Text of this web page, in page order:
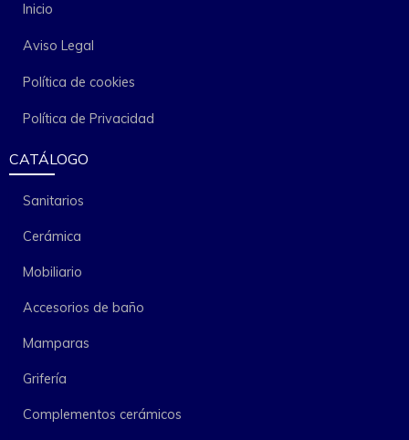
Inicio
Aviso Legal
Política de cookies
Política de Privacidad
CATÁLOGO
Sanitarios
Cerámica
Mobiliario
Accesorios de baño
Mamparas
Grifería
Complementos cerámicos